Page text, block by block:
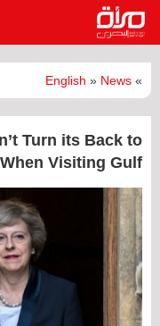
»
English » News
Turn its Back to
Visiting Gulf